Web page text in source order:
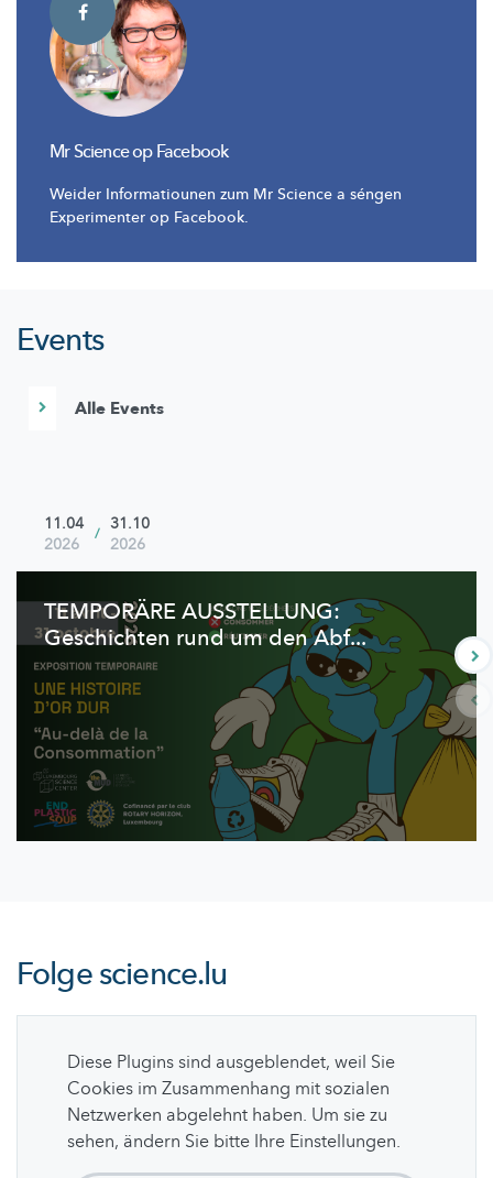
Mr Science op Facebook
Weider Informatiounen zum Mr Science a séngen
Experimenter op Facebook.
Events
Alle Events
11.04
2026
/
31.10
2026
TEMPORÄRE AUSSTELLUNG:
Geschichten rund um den Abf...
Folgescience.lu
Diese Plugins sind ausgeblendet, weil Sie
Cookies im Zusammenhang mit sozialen
Netzwerken abgelehnt haben. Um sie zu
sehen, ändern Sie bitte Ihre Einstellungen.